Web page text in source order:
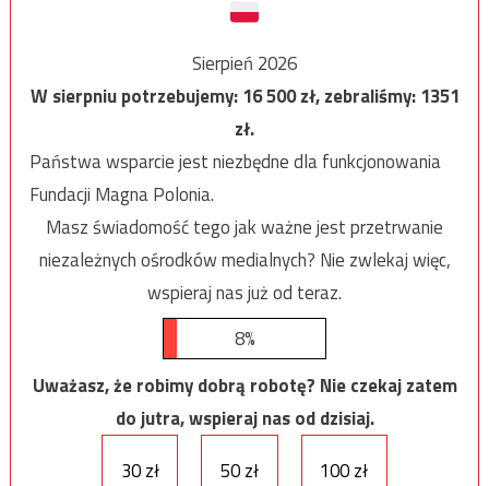
Sierpień 2026
W sierpniu potrzebujemy:16 500zł, zebraliśmy:1351
zł.
Państwa wsparcie jest niezbędne dla funkcjonowania
Fundacji Magna Polonia.
Masz świadomość tego jak ważne jest przetrwanie
niezależnych ośrodków medialnych? Nie zwlekaj więc,
wspieraj nas już od teraz.
8%
Uważasz, że robimy dobrą robotę? Nie czekaj zatem
do jutra, wspieraj nas od dzisiaj.
30 zł
50 zł 100 zł